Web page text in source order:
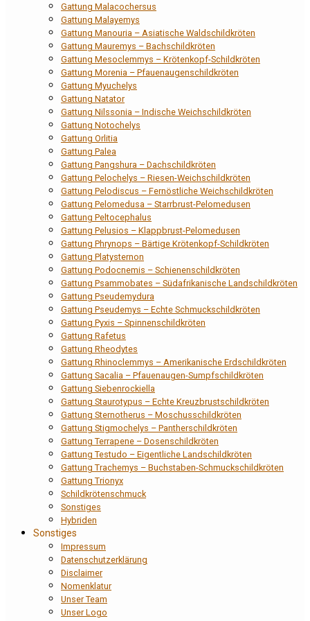
Gattung Malacochersus
Gattung Malayemys
Gattung Manouria – Asiatische Waldschildkröten
Gattung Mauremys – Bachschildkröten
Gattung Mesoclemmys – Krötenkopf-Schildkröten
Gattung Morenia – Pfauenaugenschildkröten
Gattung Myuchelys
Gattung Natator
Gattung Nilssonia – Indische Weichschildkröten
Gattung Notochelys
Gattung Orlitia
Gattung Palea
Gattung Pangshura – Dachschildkröten
Gattung Pelochelys – Riesen-Weichschildkröten
Gattung Pelodiscus – Fernöstliche Weichschildkröten
Gattung Pelomedusa – Starrbrust-Pelomedusen
Gattung Peltocephalus
Gattung Pelusios – Klappbrust-Pelomedusen
Gattung Phrynops – Bärtige Krötenkopf-Schildkröten
Gattung Platysternon
Gattung Podocnemis – Schienenschildkröten
Gattung Psammobates – Südafrikanische Landschildkröten
Gattung Pseudemydura
Gattung Pseudemys – Echte Schmuckschildkröten
Gattung Pyxis – Spinnenschildkröten
Gattung Rafetus
Gattung Rheodytes
Gattung Rhinoclemmys – Amerikanische Erdschildkröten
Gattung Sacalia – Pfauenaugen-Sumpfschildkröten
Gattung Siebenrockiella
Gattung Staurotypus – Echte Kreuzbrustschildkröten
Gattung Sternotherus – Moschusschildkröten
Gattung Stigmochelys – Pantherschildkröten
Gattung Terrapene – Dosenschildkröten
Gattung Testudo – Eigentliche Landschildkröten
Gattung Trachemys – Buchstaben-Schmuckschildkröten
Gattung Trionyx
Schildkrötenschmuck
Sonstiges
Hybriden
Sonstiges
Impressum
Datenschutzerklärung
Disclaimer
Nomenklatur
Unser Team
Unser Logo